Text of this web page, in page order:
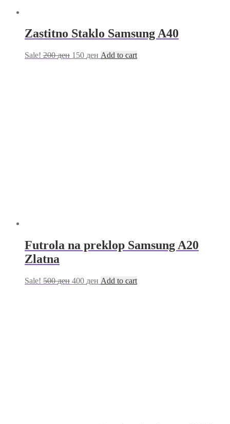
Zastitno Staklo Samsung A40
Sale! 200ден 150 ден Add to cart
Futrola na preklop Samsung A20
Zlatna
Sale! 500ден 400 ден Add to cart